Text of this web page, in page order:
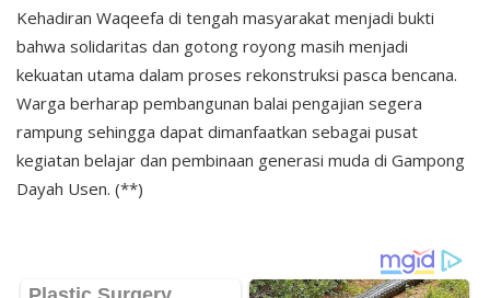
Kehadiran Waqeefa di tengah masyarakat menjadi bukti
bahwa solidaritas dan gotong royong masih menjadi
kekuatan utama dalam proses rekonstruksi pasca bencana.
Warga berharap pembangunan balai pengajian segera
rampung sehingga dapat dimanfaatkan sebagai pusat
kegiatan belajar dan pembinaan generasi muda di Gampong
Dayah Usen. (**)